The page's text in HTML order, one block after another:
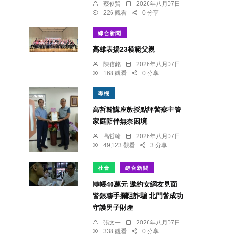
蔡俊賢
2026年八月07日
226 觀看
0 分享
綜合新聞
​高雄表揚23模範父親
陳信銘
2026年八月07日
168 觀看
0 分享
專欄
高哲翰講座教授點評警察主管
家庭陪伴無奈困境
高哲翰
2026年八月07日
49,123 觀看
3 分享
社會 綜合新聞
轉帳40萬元 邀約女網友見面
警銀聯手攔阻詐騙 北門警成功
守護男子財產
張文一
2026年八月07日
338 觀看
0 分享